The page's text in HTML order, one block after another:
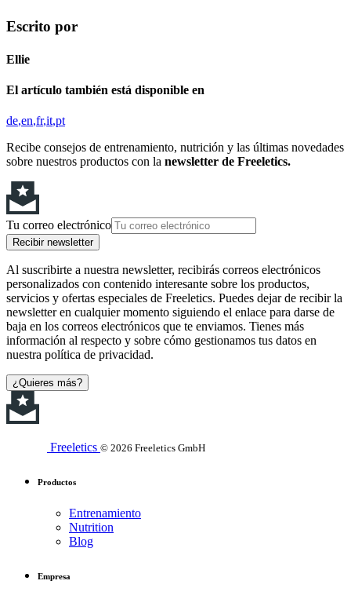
Escrito por
Ellie
El artículo también está disponible en
de en fr it pt
Recibe consejos de entrenamiento, nutrición y las últimas novedades
sobre nuestros productos con la newsletter de Freeletics.
Tu correo electrónico
Recibir newsletter
Al suscribirte a nuestra newsletter, recibirás correos electrónicos
personalizados con contenido interesante sobre los productos,
servicios y ofertas especiales de Freeletics. Puedes dejar de recibir la
newsletter en cualquier momento siguiendo el enlace para darse de
baja en los correos electrónicos que te enviamos. Tienes más
información al respecto y sobre cómo gestionamos tus datos en
nuestra política de privacidad.
¿Quieres más?
Freeletics © 2026 Freeletics GmbH
Productos
Entrenamiento
Nutrition
Blog
Empresa